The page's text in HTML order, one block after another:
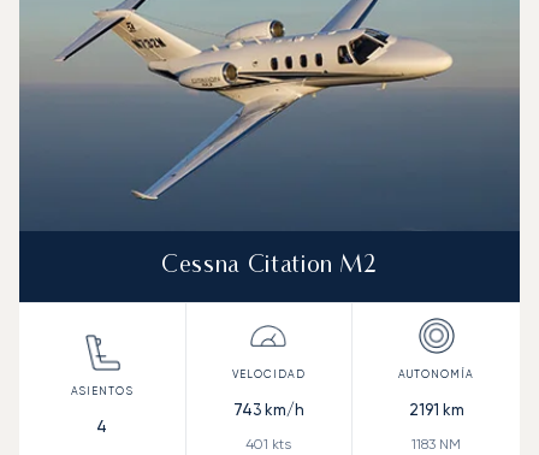
Cessna Citation M2
4
743km/h
401 kts
2191 km
1183 NM